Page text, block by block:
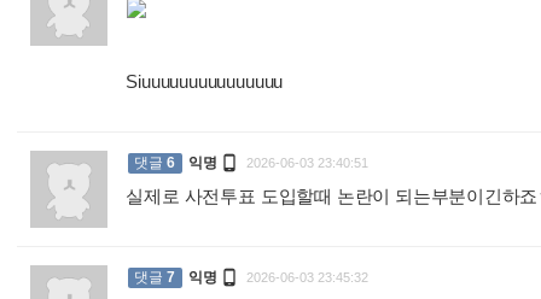
Siuuuuuuuuuuuuuuu
댓글 6 익명  2026-06-03 23:40:51
실제로 사전투표 도입할때 논란이 되는부분이긴하
댓글 7 익명  2026-06-03 23:45:32